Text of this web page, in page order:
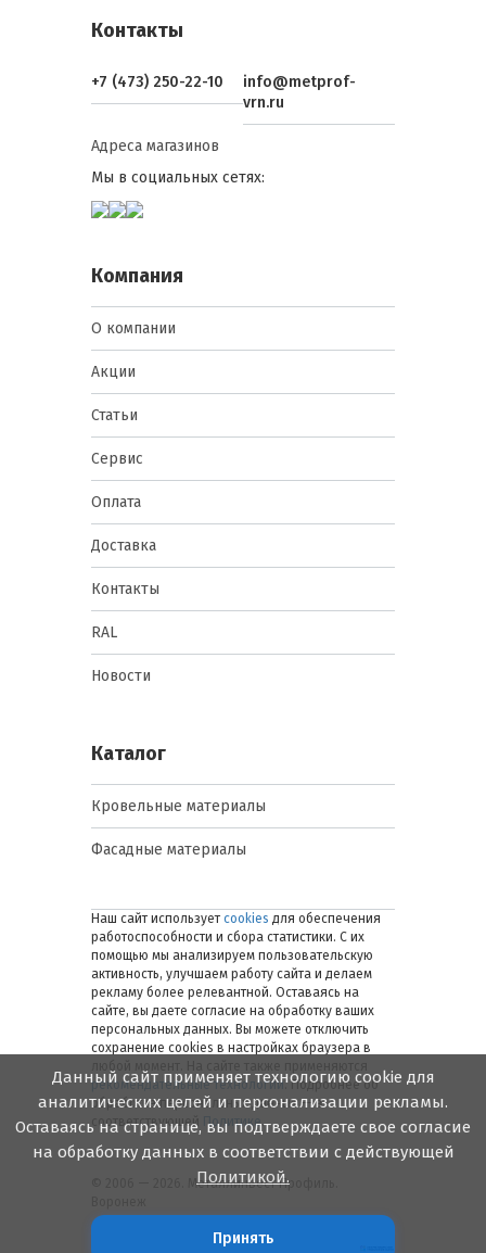
Контакты
+7 (473) 250-22-10
info@metprof-
vrn.ru
Адреса магазинов
Мы в социальных сетях:
Компания
О компании
Акции
Статьи
Сервис
Оплата
Доставка
Контакты
RAL
Новости
Каталог
Кровельные материалы
Фасадные материалы
Наш сайт использует cookies для обеспечения
работоспособности и сбора статистики. С их
помощью мы анализируем пользовательскую
активность, улучшаем работу сайта и делаем
рекламу более релевантной. Оставаясь на
сайте, вы даете согласие на обработку ваших
персональных данных. Вы можете отключить
сохранение cookies в настройках браузера в
рекомендательные технологии. Подробнее об
обработке персональных данных — в
соответствующей
Политике.
© 2006 — 2026. Металлинвест Профиль.
Данный сайт применяет технологию cookie для
аналитических целей и персонализации рекламы.
Оставаясь на странице, вы подтверждаете свое согласие
на обработку данных в соответствии с действующей
Политикой.
Принять